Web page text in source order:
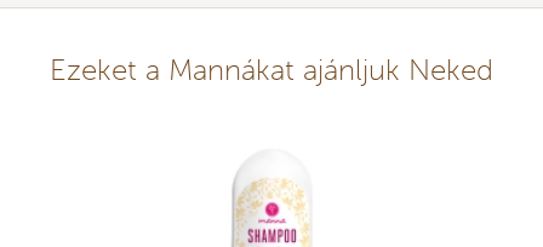
Ezeket a Mannákat ajánljuk Neked